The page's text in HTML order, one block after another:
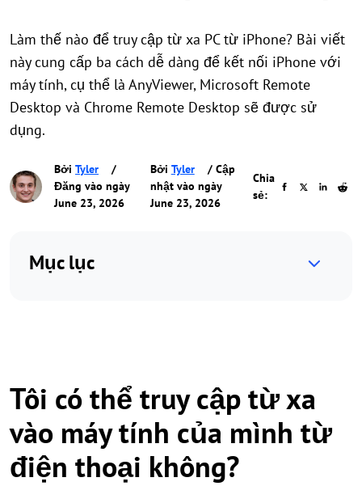
Làm thế nào để truy cập từ xa PC từ iPhone? Bài viết
này cung cấp ba cách dễ dàng để kết nối iPhone với
máy tính, cụ thể là AnyViewer, Microsoft Remote
Desktop và Chrome Remote Desktop sẽ được sử
dụng.
Bởi Tyler
/
Đăng vào ngày
June 23, 2026
Bởi Tyler
/ Cập
nhật vào ngày
June 23, 2026
Chia
sẻ:
Mục lục
Tôi có thể truy cập từ xa
vào máy tính của mình từ
điện thoại không?